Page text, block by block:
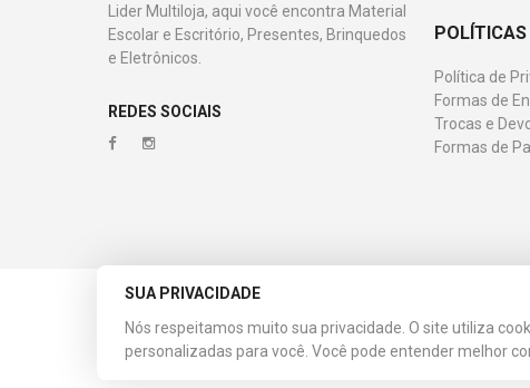
Lider Multiloja, aqui você encontra Material
Escolar e Escritório, Presentes, Brinquedos
e Eletrônicos.
REDES SOCIAIS
POLÍTICAS
Política de
Formas de
Trocas e
Formas de
Esta loja virtual utiliza tecnologia daGet Commerce.
SUA PRIVACIDADE
Nós respeitamos muito sua privacidade. O site utiliza
personalizadas para você. Você pode entender melhor